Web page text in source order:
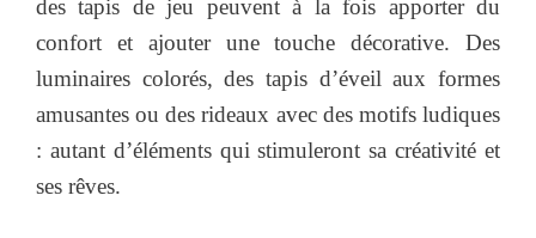
des tapis de jeu peuvent à la fois apporter du
confort et ajouter une touche décorative. Des
luminaires colorés, des tapis d’éveil aux formes
amusantes ou des rideaux avec des motifs ludiques
: autant d’éléments qui stimuleront sa créativité et
ses rêves.